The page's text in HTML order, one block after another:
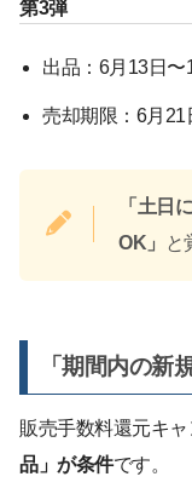
第3弾
出品：6月13日〜
売却期限：6月21
「土日
OK」
と
「期間内の新
販売手数料還元キャ
品」が条件です。